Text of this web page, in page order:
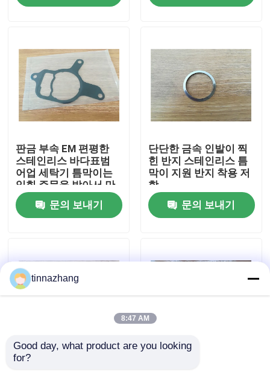
제품
회사 소개
공장 견학
품질 관리
조회를 요청하다
자동차 오일 씰
판금 부속 EM 편평한
스테인리스 바다표범
어업 세탁기 틈막이는
입힌 주문을 받아서 만
들었습니다
문의 보내기
단단한 금속 인발이 찍
힌 반지 스테인리스 틈
막이 지원 반지 착용 저
항
문의 보내기
기계적인 금속 바다표
tinnazhang
8:47 AM
Good day, what product are you looking
for?